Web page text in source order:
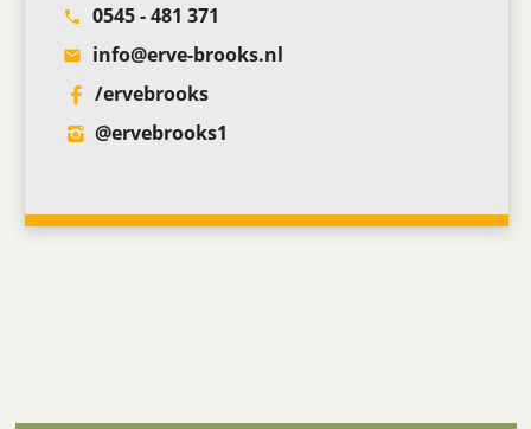
phone 0545 - 481 371
email
info@erve-brooks.nl
/ervebrooks
‎@ervebrooks1